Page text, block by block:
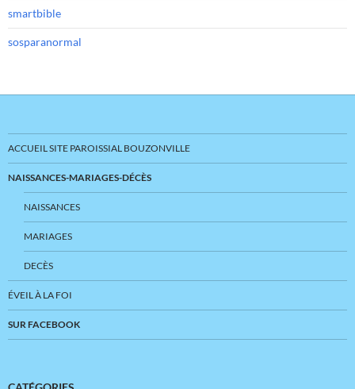
smartbible
sosparanormal
ACCUEIL SITE PAROISSIAL BOUZONVILLE
NAISSANCES-MARIAGES-DÉCÈS
NAISSANCES
MARIAGES
DECÈS
ÉVEIL À LA FOI
SUR FACEBOOK